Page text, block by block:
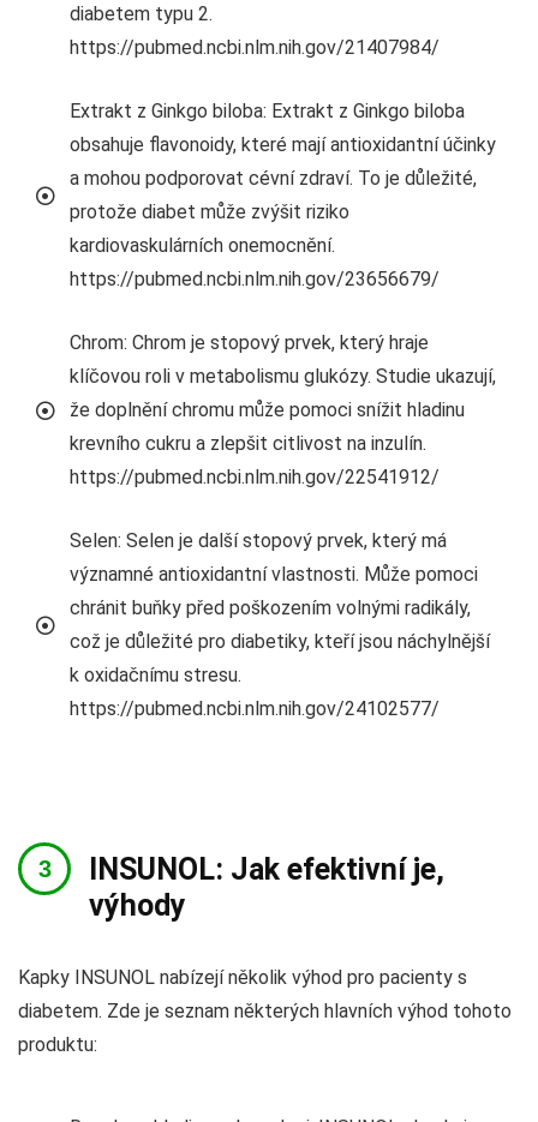
diabetem typu 2.
https://pubmed.ncbi.nlm.nih.gov/21407984/
Extrakt z Ginkgo biloba: Extrakt z Ginkgo biloba
obsahuje flavonoidy, které mají antioxidantní účinky
a mohou podporovat cévní zdraví. To je důležité,
protože diabet může zvýšit riziko
kardiovaskulárních onemocnění.
https://pubmed.ncbi.nlm.nih.gov/23656679/
Chrom: Chrom je stopový prvek, který hraje
klíčovou roli v metabolismu glukózy. Studie ukazují,
že doplnění chromu může pomoci snížit hladinu
krevního cukru a zlepšit citlivost na inzulín.
https://pubmed.ncbi.nlm.nih.gov/22541912/
Selen: Selen je další stopový prvek, který má
významné antioxidantní vlastnosti. Může pomoci
chránit buňky před poškozením volnými radikály,
což je důležité pro diabetiky, kteří jsou náchylnější
k oxidačnímu stresu.
https://pubmed.ncbi.nlm.nih.gov/24102577/
INSUNOL: Jak efektivní je,
výhody
Kapky INSUNOL nabízejí několik výhod pro pacienty s
diabetem. Zde je seznam některých hlavních výhod tohoto
produktu: